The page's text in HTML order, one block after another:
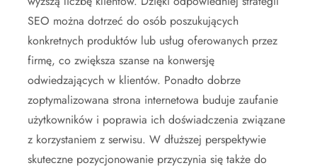
SEO można dotrzeć do osób poszukujących
konkretnych produktów lub usług oferowanych przez
firmę, co zwiększa szanse na konwersję
odwiedzających w klientów. Ponadto dobrze
zoptymalizowana strona internetowa buduje zaufanie
użytkowników i poprawia ich doświadczenia związane
z korzystaniem z serwisu. W dłuższej perspektywie
skuteczne pozycjonowanie przyczynia się także do